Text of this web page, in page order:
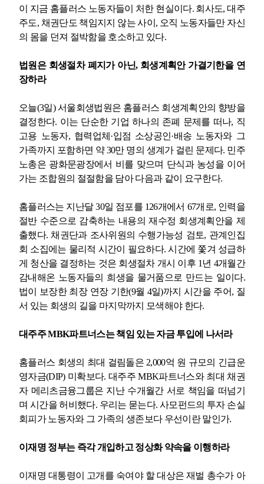
이 지금 홈플러스 노동자들이 처한 현실이다. 회사도,대주
주도, 채권단도 책임지지 않는 사이 , 오직 노동자들만 자신
의 몸을 던져 절박함을 호소하고 있다.
법원은 회생절차 폐지가 아닌, 회생계획안 가결기한을 연
장하라
오늘(3일)서울회생법원은 홈플러스 회생계획안의 향방을
결정한다. 이는 단순한 기업 하나의 존폐 문제를 떠나, 직
고용 노동자, 협력업체 ·입점 소상공인·배송 노동자와 그
가족까지 포함하면 약30만 명의 생계가 걸린 문제다. 민주
노총은 광화문광장에서 비를 맞으며 단식과 농성을 이어
가는 조합원의 절절함을 담아 다음과 같이 요구한다.
홈플러스는 지난달30일 점포를 126개에서 67개로, 인력을
절반 수준으로 감축하는 내용의 재수정 회생계획안을 제
출했다. 채권단과 조사위원의 수행가능성 검토, 관계인집
회 소집에는 물리적 시간이 필요하다.시간에 쫓겨 성급하
게 청산을 결정하는 것은 회생절차 개시 이후 1 년 4개월간
감내해온 노동자들의 희생을 물거품으로 만드는 일이다.
법이 보장한 최장 연장 기한(9월 4일)까지 시간을 주어, 질
서 있는 회생의 길을 마지막까지 모색해야 한다.
대주주MBK파트너스는 책임 있는 자금 투입에 나서라
홈플러스 회생의 최대 걸림돌은 2,000억 원 규모의 긴급운
영자금(DIP) 미확보다.대주주MBK파트너스와 최대 채권
자 메리츠금융그룹은 지난 수개월간 서로 책임을 떠넘기
며 시간을 허비했다. 우리는 묻는다. 사모펀드의 투자 손실
회피가 노동자와 그 가족의 생존보다 우선이란 말인가.
이재명 정부는 즉각 개입하고 정상화 약속을 이행하라
이재명 대통령이 고개를 숙여야 할 대상은 재벌 총수가 아